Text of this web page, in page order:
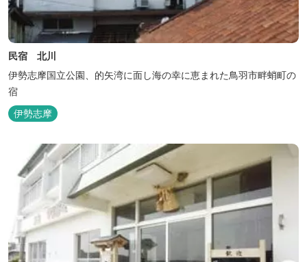
民宿 北川
伊勢志摩国立公園、的矢湾に面し海の幸に恵まれた鳥羽市畔蛸町の
宿
伊勢志摩